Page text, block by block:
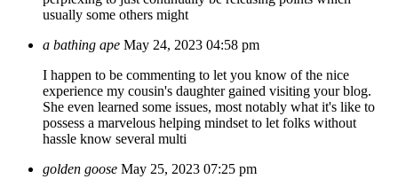
usually some others might
a bathing ape May 24, 2023 04:58 pm
I happen to be commenting to let you know of the nice
experience my cousin's daughter gained visiting your blog.
She even learned some issues, most notably what it's like to
possess a marvelous helping mindset to let folks without
hassle know several multi
golden goose May 25, 2023 07:25 pm